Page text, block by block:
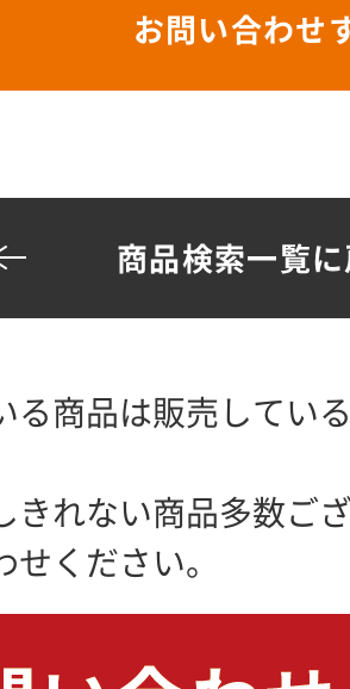
お問い合わせ
商品検索一覧
る商品は販売してい
きれない商品多数ご
せください。